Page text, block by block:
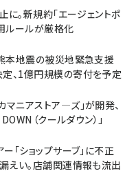
。新規約「エージェントポ
ルールが厳格化
本地震の被災地緊急支援
、1億円規模の寄付を予定
マニアストア―ズ」が開発、
（クールダウン）」
「ショップサーブ」に不正
えい。店舗関連情報も流出